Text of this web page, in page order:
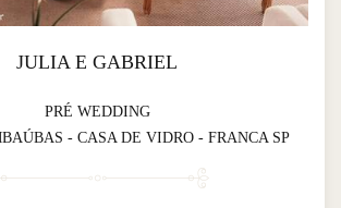
JULIA E GABRIEL
PRÉ WEDDING
- CASA DE VIDRO - FRANCA SP